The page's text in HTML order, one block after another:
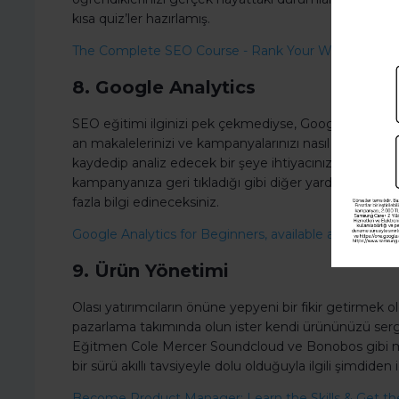
kısa quiz’ler hazırlamış.
The Complete SEO Course - Rank Your Website in
8. Google Analytics
SEO eğitimi ilginizi pek çekmediyse, Google
an makalelerinizi ve kampanyalarınızı nasıl en
kaydedip analiz edecek bir şeye ihtiyacınız var. Bu
kampanyanıza geri tıkladığı gibi diğer yardımcı
fazla bilgi edineceksiniz.
Google Analytics for Beginners, available at Udemy.
9. Ürün Yönetimi
Olası yatırımcıların önüne yepyeni bir fikir
pazarlama takımında olun ister kendi ürününüzü
Eğitmen Cole Mercer Soundcloud ve Bonobos gibi
bir sürü akıllı tavsiyeyle dolu olduğuyla ilgili şimdiden